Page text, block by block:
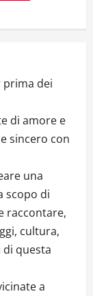
prima dei
di amore e
sincero con
una
scopo di
raccontare,
cultura,
questa
a